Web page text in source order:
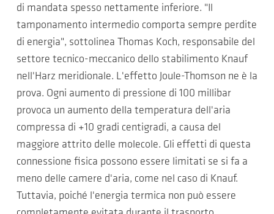
di mandata spesso nettamente inferiore. "Il
tamponamento intermedio comporta sempre perdite
di energia", sottolinea Thomas Koch, responsabile del
settore tecnico-meccanico dello stabilimento Knauf
nell'Harz meridionale. L'effetto Joule-Thomson ne è la
prova. Ogni aumento di pressione di 100 millibar
provoca un aumento della temperatura dell'aria
compressa di +10 gradi centigradi, a causa del
maggiore attrito delle molecole. Gli effetti di questa
connessione fisica possono essere limitati se si fa a
meno delle camere d'aria, come nel caso di Knauf.
Tuttavia, poiché l'energia termica non può essere